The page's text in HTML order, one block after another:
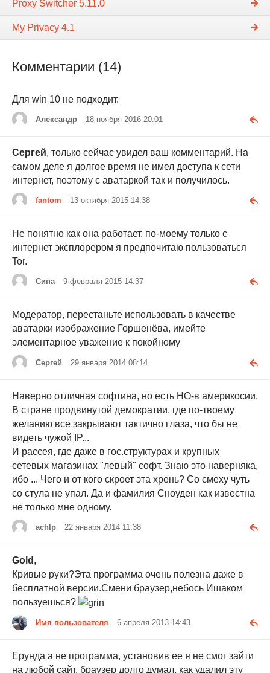
Proxy Switcher 5.11.0
My Privacy 4.1
Комментарии (14)
Для win 10 не подходит.
Александр 18 ноября 2016 20:01
Сергей, только сейчас увидел ваш комментарий. На
самом деле я долгое время не имел доступа к сети
интернет, поэтому с аватаркой так и получилось.
fantom 13 октября 2015 14:38
Не понятно как она работает. по-моему только с
интернет эксплорером я предпочитаю пользоваться
Tor.
Сипа 9 февраля 2015 14:37
Модератор, перестаньте использовать в качестве
аватарки изображение Горшенёва, имейте
элементарное уважение к покойному
Сергей 29 января 2014 08:14
Наверно отличная софтина, но есть НО-в америкосии.
В стране продвинутой демократии, где по-твоему
желанию все закрывают тактично глаза, что бы не
видеть чужой IP...
И рассея, где даже в гос.структурах и крупных
сетевых магазинах "левый" софт. Знаю это наверняка,
ибо ... Чего и от кого скроет эта хрень? Со смеху чуть
со стула не упал. Да и фамилия Сноуден как известна
не только мне одному.
achlp 22 января 2014 11:38
Gold ,
Кривые руки?Эта программа очень полезна даже в
бесплатной версии.Смени браузер,небось Ишаком
пользуешься?
Имя пользователя 6 апреля 2013 14:43
Ерунда а не программа, установив ее я не смог зайти
на любой сайт, браузер долго думал, как удалил эту